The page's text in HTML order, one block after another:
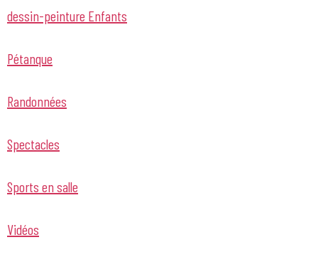
dessin-peinture Enfants
Pétanque
Randonnées
Spectacles
Sports en salle
Vidéos